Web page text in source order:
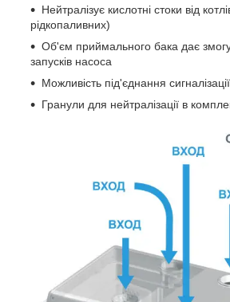
Нейтралізує кислотні стоки від
рідкопаливних)
Об'єм приймального бака дає
запусків насоса
Можливість під'єднання сигналізації
Гранули для нейтралізації в